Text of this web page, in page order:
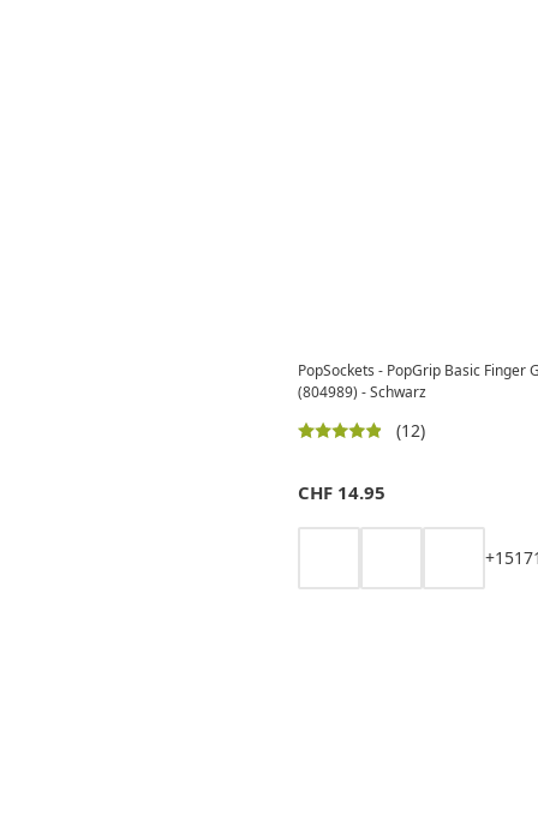
PopSockets - PopGrip Basic
(804989) - Schwarz
(12)
CHF 14.95
+1517